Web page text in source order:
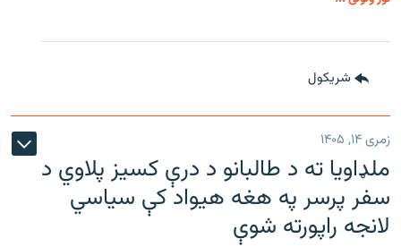
شريکول
زمری ۱۴, ۱۴۰۵
ملډاویا ته د طالبانو د درې کسیز پلاوي د
سفر پرسر په هغه هیواد کې سیاسي
لانجه راپورته شوې